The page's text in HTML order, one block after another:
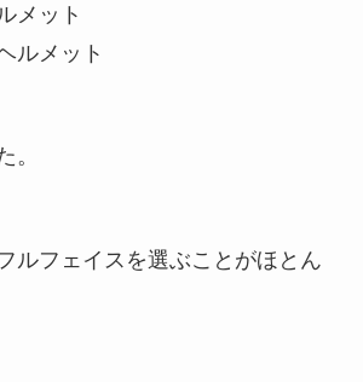
メット
ルメット
。
ルフェイスを選ぶことがほとん